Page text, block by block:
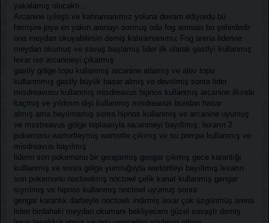
yakalamış olucaktı...
Arcanine iyileşti ve kahramanımız yoluna devam ediyordu bu
hemşire joya en yakın arenayı sormuş oda fog arenası bu şehirdedir
ona meydan okuyabilirsin demiş.kahramanımız Fog arena liderine
meydan okumuş ve savaş başlamış lider ilk olarak gastlyi kullanmış
lexar ise arcanineyi çıkarmış
gastly gölge topu kullanmış arcanine atlamış ve alev topu
kullanmmış gastly büyük hasar almış ve devrilmiş sonra lider
misdreavusu kullanmış misdreavus hipnos kullanmış arcanine ilkinde
kaçmış ve yıldırım dişi kullanmış misdreavus bundan hasar
almış ama bayılmamış sonra hipnos kullanmış ve arcanine uyumuş
ve msstreavus gölge toplaarıyla racanineyi bayıltmış. lexarın 2.
pokemonu wartortleymiş wartortle çıkmış ve su pompa kullanmış ve
misdreavus bayılmış
liderin son pokemonu bir gengarmış gengar çıkmış gece karanlığı
kulllanmış ve sonra gölge yumruğuyla wartortleyi bayıltmış.lexarın
son pokemonu noctowlmış noctowl çelik kanat kullanmış gengar
sıyrılmış ve hipnos kullanmış noctowl uyumuş sonra
gengar karanlık darbeyle noctowlı indirmiş lexar çok üzgünmüş arena
lideri birdahaki meydan okumanı bekliyecem güzel savaştı demiş